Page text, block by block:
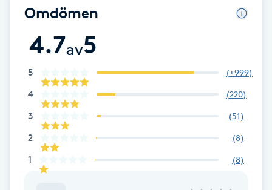
Hatha Yoga
Headspa
Healing
Herrklippning
Omdömen
4.7av5
5 (+999)
4 (220)
3 (51)
2 (8)
1 (8)